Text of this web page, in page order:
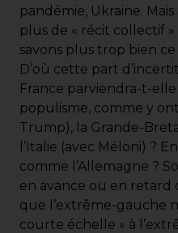
pandémie, Ukraine.
plus de « récit collectif
savons plus trop bien
D’où cette part
France parviendra-t-
populisme, comme y
Trump), la Grande-
l’Italie (avec Méloni) ?
comme l’Allemagne ?
en avance ou en retard
que l’extrême-gauche
courte échelle » à